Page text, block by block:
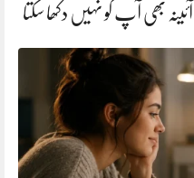
بھی آپ کو نہیں دکھا سکتا